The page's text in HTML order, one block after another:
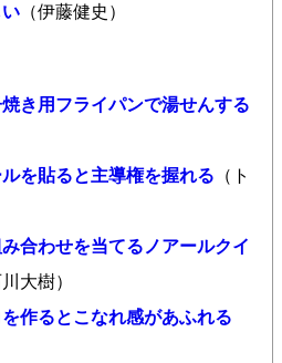
（伊藤健史）
き用フライパンで湯せんする
を貼ると主導権を握れる （ト
合わせを当てるノアールクイ
大樹）
作るとこなれ感があふれる